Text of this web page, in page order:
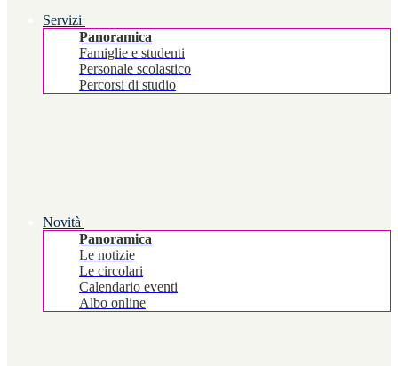
Servizi
Panoramica
Famiglie e studenti
Personale scolastico
Percorsi di studio
Novità
Panoramica
Le notizie
Le circolari
Calendario eventi
Albo online